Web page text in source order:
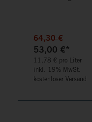
wunderbar
Fruchtsüße und
64,30 €
53,00 €*
11,78 € pro Liter
inkl. 19% MwSt.
kostenloser Versand